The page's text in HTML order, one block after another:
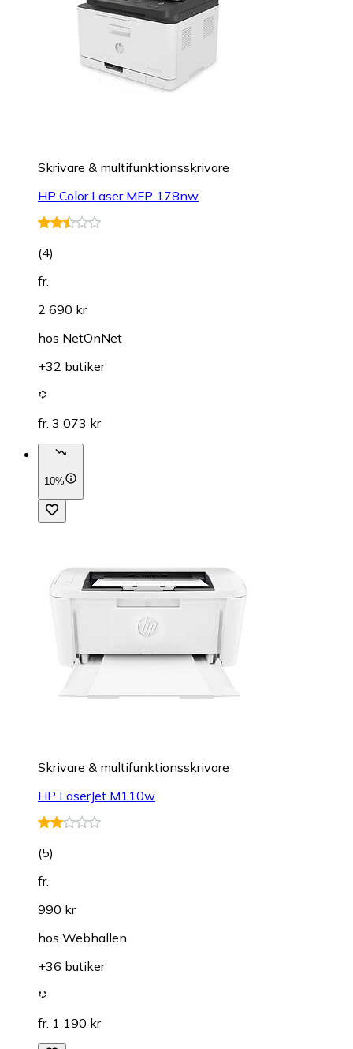
Skrivare & multifunktionsskrivare
HP Color Laser MFP 178nw
(4)
fr.
2 690 kr
hos NetOnNet
+32 butiker
fr. 3 073 kr
10%
Skrivare & multifunktionsskrivare
HP LaserJet M110w
(5)
fr.
990 kr
hos Webhallen
+36 butiker
fr. 1 190 kr